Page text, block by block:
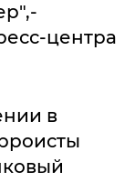
центра
в